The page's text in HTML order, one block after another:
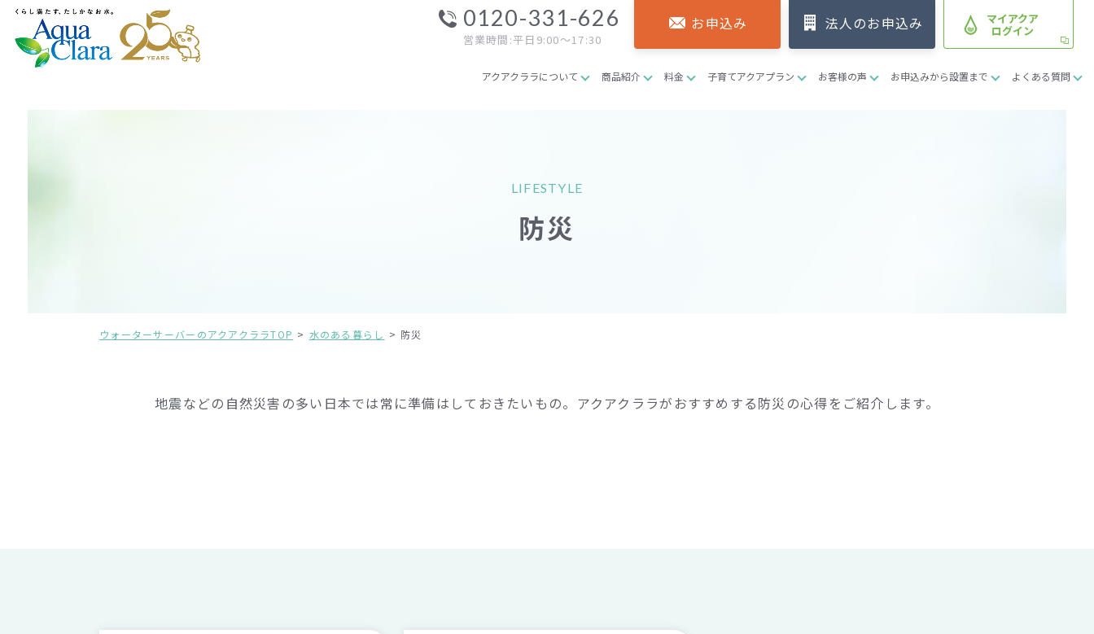
0120-331-626
営業時間:平日9:00～17:30
お申込み 法人のお申込み マイアクア
ログイン
アクアクララについて 商品紹介 料金 子育てアクアプラン お客様の声 お申込みから設置まで よくある質問
LIFESTYLE
防災
ウォーターサーバーのアクアクララTOP 水のある暮らし 防災
地震などの自然災害の多い日本では常に準備はしておきたいもの。アクアクララがおすすめする防災の心得をご紹介します。